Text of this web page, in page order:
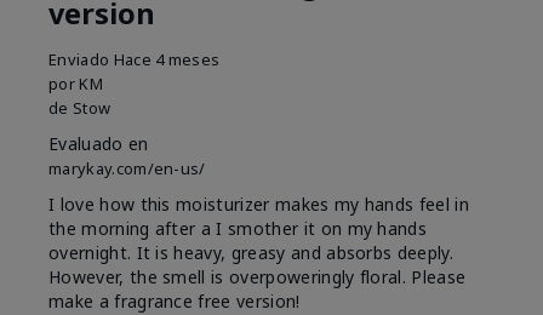
version
Enviado Hace 4 meses
por KM
de Stow
Evaluado en
marykay.com/en-us/
I love how this moisturizer makes my hands feel in
the morning after a I smother it on my hands
overnight. It is heavy, greasy and absorbs deeply.
However, the smell is overpoweringly floral. Please
make a fragrance free version!